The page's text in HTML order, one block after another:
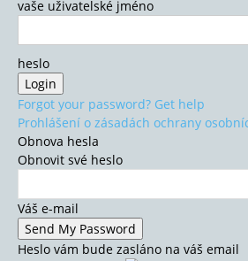
vaše uživatelské jméno
heslo
Forgot your password? Get help
Prohlášení o zásadách ochrany
Obnova hesla
Obnovit své heslo
Váš e-mail
Heslo vám bude zasláno na váš email